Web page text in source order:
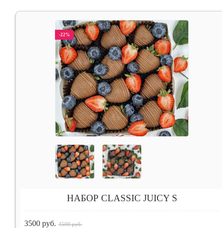
-22%
НАБОР CLASSIC JUICY S
3500 руб. 4500 руб.